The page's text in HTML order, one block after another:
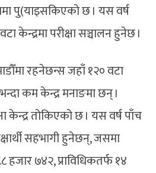
पु(याइसकिएको छ । यस वर्ष
केन्द्रमा परीक्षा सञ्चालन हुनेछ ।
रहनेछन्स जहाँ १२० वटा
कम केन्द्र मनाङमा छन् ।
केन्द्र तोकिएको छ । यस वर्ष पाँच
सहभागी हुनेछन्, जसमा
७४२, प्राविधिकतर्फ १४